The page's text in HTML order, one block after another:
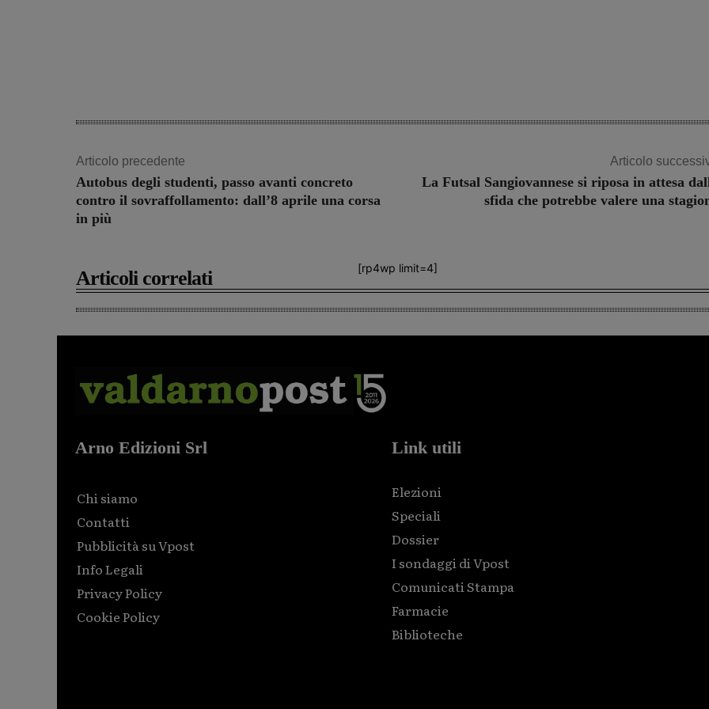
Articolo precedente
Autobus degli studenti, passo avanti concreto
contro il sovraffollamento: dall’8 aprile una corsa
in più
Articolo
La Futsal Sangiovannese si riposa in attesa
sfida che potrebbe valere una
[rp4wp limit=4]
Articoli correlati
Arno Edizioni Srl
Chi siamo
Contatti
Pubblicità su Vpost
Info Legali
Privacy Policy
Cookie Policy
Link utili
Elezioni
Speciali
Dossier
I sondaggi di Vpost
Comunicati Stampa
Farmacie
Biblioteche